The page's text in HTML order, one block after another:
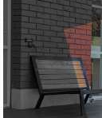
販売タイプ
新着